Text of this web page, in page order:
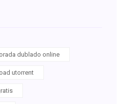
dublado online
utorrent